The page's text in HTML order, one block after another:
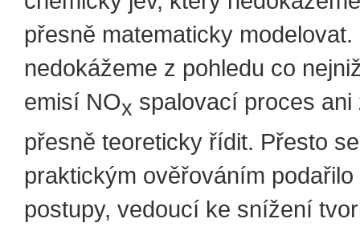
přesně matematicky modelovat.
nedokážeme z pohledu co
emisí NOx spalovací proces ani
přesně teoreticky řídit. Přesto
praktickým ověřováním
postupy, vedoucí ke snížení